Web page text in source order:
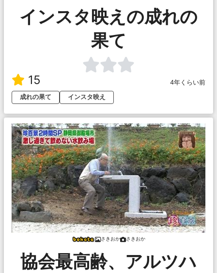
インスタ映えの成れの
果て
15
4年くらい前
成れの果て
インスタ映え
さきおか さきおか
協会最高齢、アルツハ